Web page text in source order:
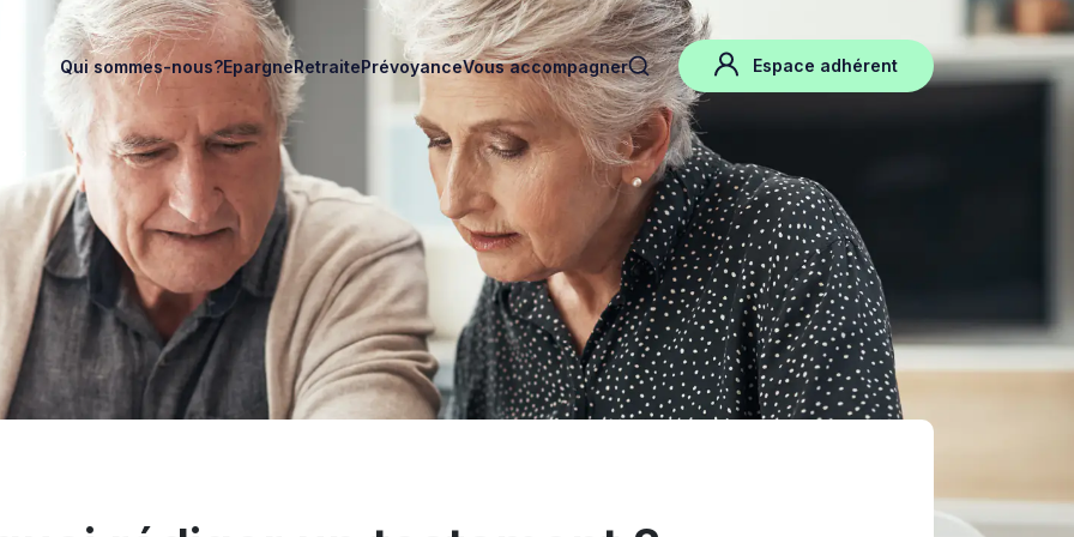
Qui sommes-nous?EpargneRetraitePrévoyanceVous accompagner
search
Espace adhérent
?